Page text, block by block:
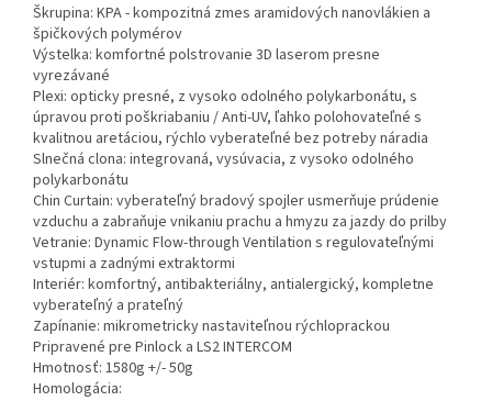
Škrupina: KPA - kompozitná zmes aramidových nanovlákien a
špičkových polymérov
Výstelka: komfortné polstrovanie 3D laserom presne
vyrezávané
Plexi: opticky presné, z vysoko odolného polykarbonátu, s
úpravou proti poškriabaniu / Anti-UV, ľahko polohovateľné s
kvalitnou aretáciou, rýchlo vyberateľné bez potreby náradia
Slnečná clona: integrovaná, vysúvacia, z vysoko odolného
polykarbonátu
Chin Curtain: vyberateľný bradový spojler usmerňuje prúdenie
vzduchu a zabraňuje vnikaniu prachu a hmyzu za jazdy do prilby
Vetranie: Dynamic Flow-through Ventilation s regulovateľnými
vstupmi a zadnými extraktormi
Interiér: komfortný, antibakteriálny, antialergický, kompletne
vyberateľný a prateľný
Zapínanie: mikrometricky nastaviteľnou rýchloprackou
Pripravené pre Pinlock a LS2 INTERCOM
Hmotnosť: 1580g +/- 50g
Homologácia: